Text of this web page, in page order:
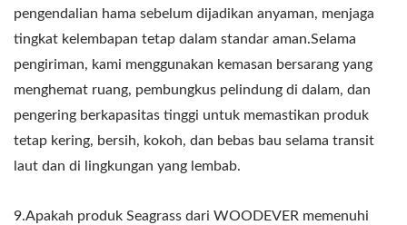
pengendalian hama sebelum dijadikan anyaman, menjaga
tingkat kelembapan tetap dalam standar aman.Selama
pengiriman, kami menggunakan kemasan bersarang yang
menghemat ruang, pembungkus pelindung di dalam, dan
pengering berkapasitas tinggi untuk memastikan produk
tetap kering, bersih, kokoh, dan bebas bau selama transit
laut dan di lingkungan yang lembab.
9.Apakah produk Seagrass dari WOODEVER memenuhi